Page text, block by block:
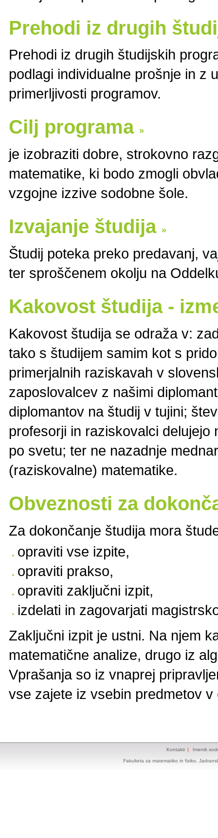
Prehodi iz drugih
Prehodi iz drugih študijskih
podlagi individualne prošnje in z
primerljivosti programov.
Cilj programa »
je izobraziti dobre, strokovno
matematike, ki bodo zmogli
vzgojne izzive sodobne šole.
Izvajanje študija »
Študij poteka preko predavanj,
ter sproščenem okolju na
Kakovost študija -
Kakovost študija se odraža v:
tako s študijem samim kot s
primerjalnih raziskavah v
zaposlovalcev z našimi
diplomantov na študij v tujini;
profesorji in raziskovalci delujejo
po svetu; ter ne nazadnje
(raziskovalne) matematike.
Obveznosti za
Za dokončanje študija mora
opraviti vse izpite,
opraviti prakso,
opraviti zaključni izpit,
izdelati in zagovarjati
Zaključni izpit je ustni. Na njem
matematične analize, drugo iz
Vprašanja so iz vnaprej
vse zajete iz vsebin predmetov v
Kontakti | Imenik
Fakulteta za matematiko in fiziko,